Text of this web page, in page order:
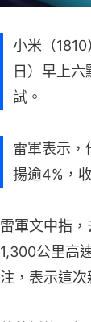
小米（
日）早上
試。
雷軍表示，
揚逾4%，
雷軍文中指
1,300公里高
注，表示這次